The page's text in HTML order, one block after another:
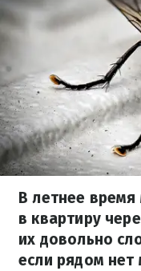
В летнее
в квартиру
их довольно
если рядом нет